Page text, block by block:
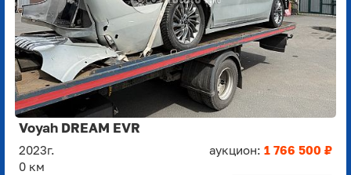
Voyah DREAM EVR
2023г.
0 км
аукцион: 1 766 500 ₽